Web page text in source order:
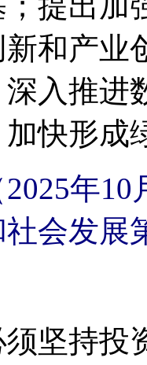
和产业
入推进
快形成
2025年
会发展
持投资